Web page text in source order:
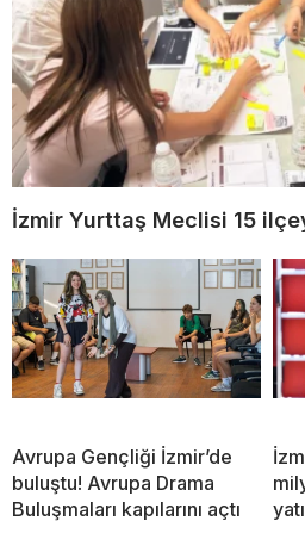
İzmir Yurttaş Meclisi 15
Avrupa Gençliği İzmir’de
buluştu! Avrupa Drama
Buluşmaları kapılarını açtı